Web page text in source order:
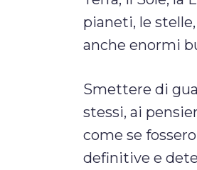
pianeti, le
anche enormi
Smettere di
stessi, ai
come se
definitive e